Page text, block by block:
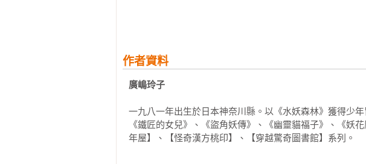
「哪裡是有點多而已喵！連門口的通道都堆滿了東西，即
「真的嗎？那可真不妙……好，那就動手吧。我來整理一下
十年屋還沒有開始整理，就已經感到氣餒。
間閱讀的優點，又具備長篇小說的角色延續性。再搭配插
託管物的新歸宿：犧牲代價與獲得幸福間的權衡
十年屋雖然能接受各式各樣的託管物品，但依舊有許多超
山的物品淹沒，寸步難行。讀者這也才知道，魔法看起來
努力從斷捨離做起！十年屋雖然收取代價毫不手軟，但在
作者資料
廣嶋玲子
一九八一年出生於日本神奈川縣。以《水妖森林》獲得少
《鐵匠的女兒》、《盜角妖傳》、《幽靈貓福子》、《妖
年屋】、【怪奇漢方桃印】、【穿越驚奇圖書館】系列。